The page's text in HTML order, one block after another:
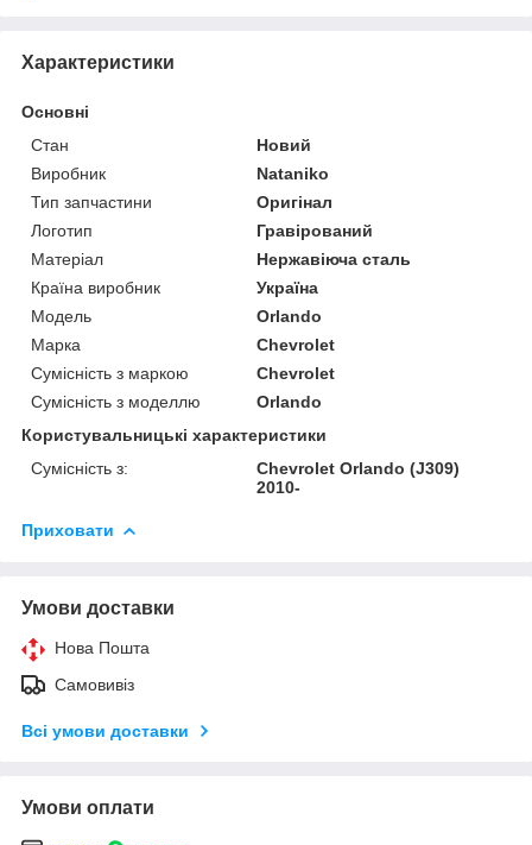
Характеристики
Основні
Стан
Новий
Виробник
Nataniko
Тип запчастини
Оригінал
Логотип
Гравірований
Матеріал
Нержавіюча сталь
Країна виробник
Україна
Модель
Orlando
Марка
Chevrolet
Сумісність з маркою
Chevrolet
Сумісність з моделлю
Orlando
Користувальницькі характеристики
Сумісність з:
Chevrolet Orlando (J309)
2010-
Приховати
Умови доставки
Нова Пошта
Самовивіз
Всі умови доставки
Умови оплати